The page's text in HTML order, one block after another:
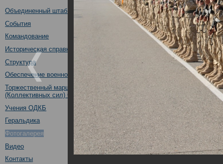
Объединенный штаб ОДКБ
События
Командование
Историческая справка
Структура
Обеспечение военной безопасности
Торжественный марш Войск
(Коллективных сил) ОДКБ
Учения ОДКБ
Геральдика
Фотогалерея
Видео
Контакты
Открытие совместного
09.10.2017